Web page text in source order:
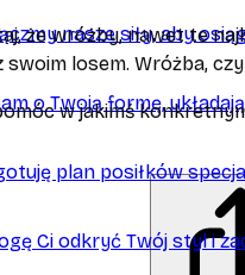
nasze siły, aby
o Twoją formę,
plan posiłków
Ci odkryć Twój styl i
że wróżby, nawet te
losem. Wróżba,
w jakimś